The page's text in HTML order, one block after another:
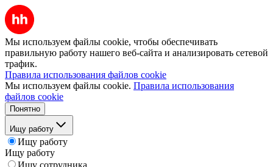
Мы используем файлы cookie, чтобы обеспечивать
правильную работу нашего веб-сайта и анализировать сетевой
трафик.
Правила использования файлов cookie
Мы используем файлы cookie. Правила использования
файлов cookie
Понятно
Ищу работу
Ищу работу
Ищу работу
Ищу сотрудника